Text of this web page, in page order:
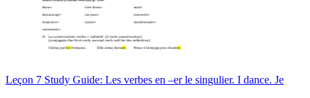
Leçon 7 Study Guide: Les verbes en –er le singulier. I dance. Je